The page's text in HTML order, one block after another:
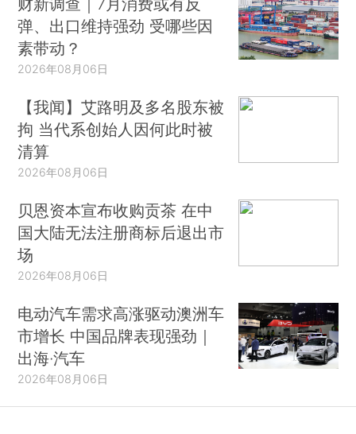
弹、出口维持强劲 受哪些因
素带动？
2026年08月06日
【我闻】艾路明及多名股东被
拘 当代系创始人因何此时被
清算
2026年08月06日
贝恩资本宣布收购贡茶 在中
国大陆无法注册商标后退出市
场
2026年08月06日
电动汽车需求高涨驱动澳洲车
市增长 中国品牌表现强劲｜
出海·汽车
2026年08月06日